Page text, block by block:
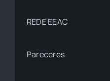
REDE EEAC
Pareceres